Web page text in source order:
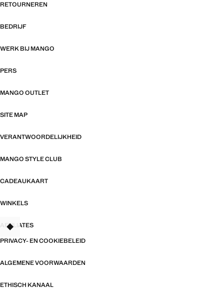
RETOURNEREN
BEDRIJF
WERK BIJ MANGO
PERS
MANGO OUTLET
SITE MAP
VERANTWOORDELIJKHEID
MANGO STYLE CLUB
CADEAUKAART
WINKELS
AFFILIATES
PRIVACY- EN COOKIEBELEID
ALGEMENE VOORWAARDEN
ETHISCH KANAAL